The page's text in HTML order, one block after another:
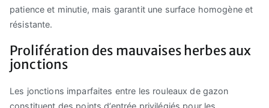
patience et minutie, mais garantit une surface homogène et
résistante.
Prolifération des mauvaises herbes aux
jonctions
Les jonctions imparfaites entre les rouleaux de gazon